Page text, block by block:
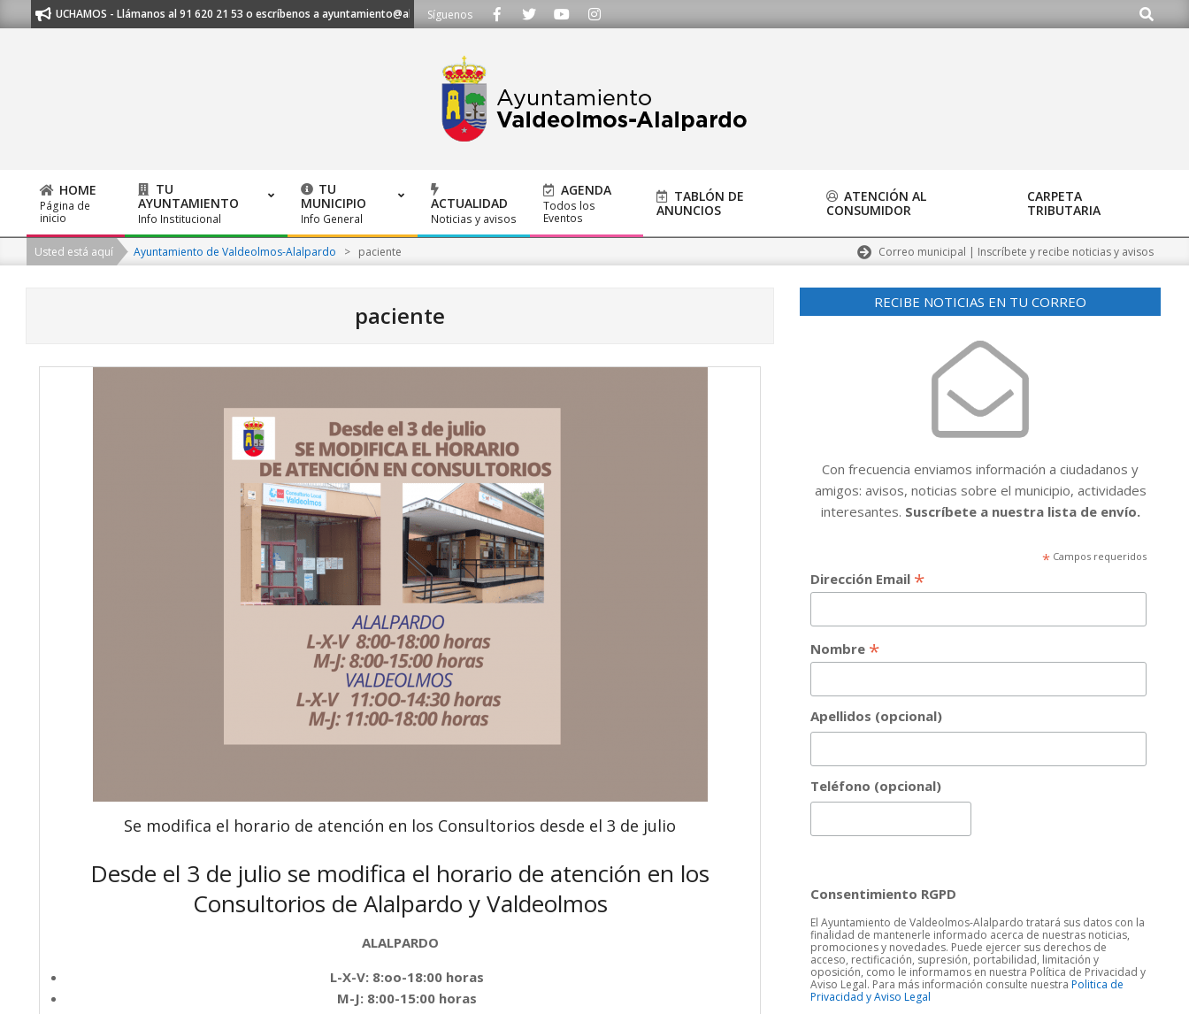
to
TE ESCUCHAMOS - Llámanos al 91 620 21 53 o escríbenos a ayuntamiento@alalpardo.org TE ESCUCHAMOS - Llámanos al 91 620 21 53 o escríbenos a ayuntamiento@alalpardo.org
Síguenos Buscar
Primary
Navigation
Menu
HOME
Página de
inicio
TU
AYUNTAMIENTO
Info Institucional
TU
MUNICIPIO
Info General
ACTUALIDAD
Noticias y avisos
AGENDA
Todos los
Eventos
TABLÓN DE
ANUNCIOS
ATENCIÓN AL
CONSUMIDOR
CARPETA
TRIBUTARIA
Usted está aquí Ayuntamiento de Valdeolmos-Alalpardo > paciente Correo municipal | Inscríbete y recibe noticias y avisos
paciente
Se modifica el horario de atención en los Consultorios desde el 3 de julio
Desde el 3 de julio se modifica el horario de atención en los
Consultorios de Alalpardo y Valdeolmos
ALALPARDO
L-X-V: 8:oo-18:00 horas
M-J: 8:00-15:00 horas
RECIBE NOTICIAS EN TU CORREO
Con frecuencia enviamos información a ciudadanos y
amigos: avisos, noticias sobre el municipio, actividades
interesantes. Suscríbete a nuestra lista de envío.
* Campos requeridos
Dirección Email *
Nombre *
Apellidos (opcional)
Teléfono (opcional)
Consentimiento RGPD
El Ayuntamiento de Valdeolmos-Alalpardo tratará sus datos con la
finalidad de mantenerle informado acerca de nuestras noticias,
promociones y novedades. Puede ejercer sus derechos de
acceso, rectificación, supresión, portabilidad, limitación y
oposición, como le informamos en nuestra Política de Privacidad y
Aviso Legal. Para más información consulte nuestraPolitica de
Privacidad y Aviso Legal